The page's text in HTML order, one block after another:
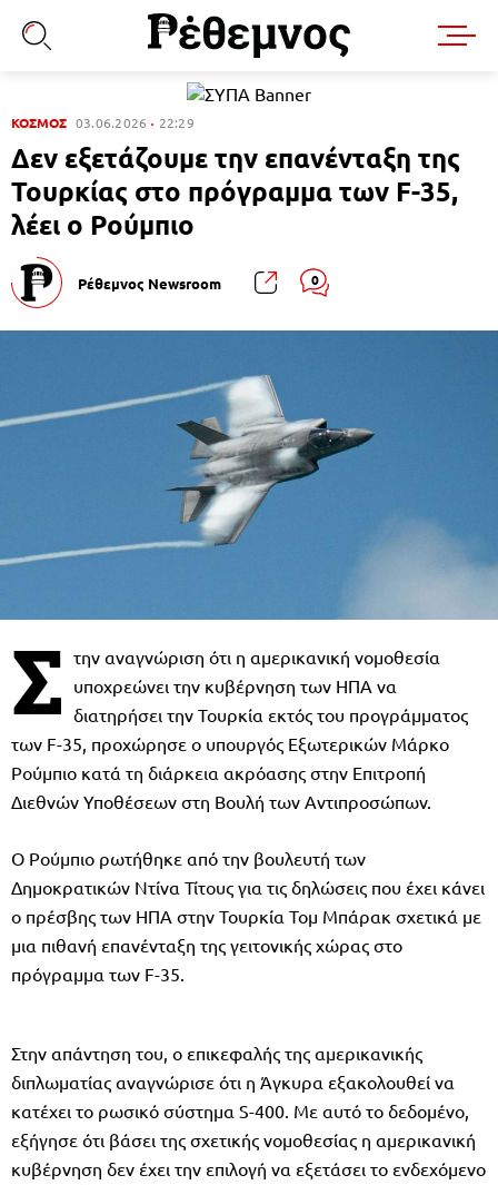
ΚΟΣΜΟΣ 03.06.2026 22:29
Δεν εξετάζουμε την επανένταξη της
Τουρκίας στο πρόγραμμα των F-35,
λέει ο Ρούμπιο
Ρέθεμνος Newsroom 0
Σ την αναγνώριση ότι η αμερικανική νομοθεσία
υποχρεώνει την κυβέρνηση των ΗΠΑ να
διατηρήσει την Τουρκία εκτός του προγράμματος
των F-35, προχώρησε ο υπουργός Εξωτερικών Μάρκο
Ρούμπιο κατά τη διάρκεια ακρόασης στην Επιτροπή
Διεθνών Υποθέσεων στη Βουλή των Αντιπροσώπων.
Ο Ρούμπιο ρωτήθηκε από την βουλευτή των
Δημοκρατικών Ντίνα Τίτους για τις δηλώσεις που έχει κάνει
ο πρέσβης των ΗΠΑ στην Τουρκία Τομ Μπάρακ σχετικά με
μια πιθανή επανένταξη της γειτονικής χώρας στο
πρόγραμμα των F-35.
Στην απάντηση του, ο επικεφαλής της αμερικανικής
διπλωματίας αναγνώρισε ότι η Άγκυρα εξακολουθεί να
κατέχει το ρωσικό σύστημα S-400. Με αυτό το δεδομένο,
εξήγησε ότι βάσει της σχετικής νομοθεσίας η αμερικανική
κυβέρνηση δεν έχει την επιλογή να εξετάσει το ενδεχόμενο